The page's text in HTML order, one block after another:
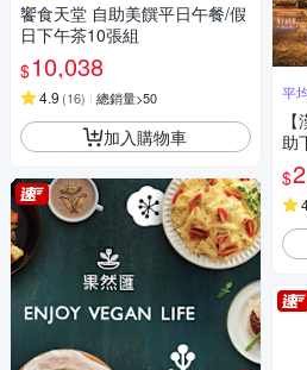
饗食天堂 自助美饌平日午餐/假
日下午茶10張組
$10,038
4.9 (16) 總銷量>50
加入購物車
平
助
$